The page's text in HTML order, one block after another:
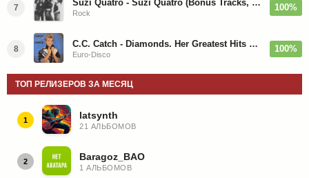
7 Suzi Quatro - Suzi Quatro (Bonus Tracks, Remaster) 1973/2022
Rock
100%
8 C.C. Catch - Diamonds. Her Greatest Hits 1988
Euro-Disco
100%
ТОП РЕЛИЗЕРОВ ЗА МЕСЯЦ
1 latsynth
21 АЛЬБОМОВ
2 Baragoz_BAO
1 АЛЬБОМОВ